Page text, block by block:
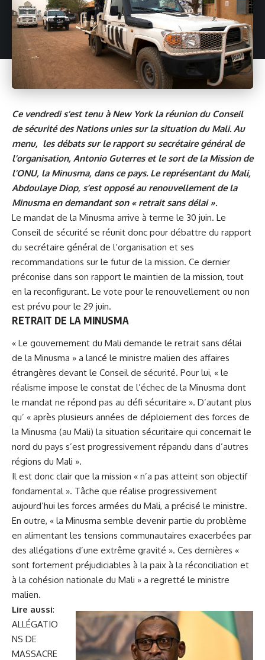
Ce vendredi s’est tenu à New York la réunion du Conseil
de sécurité des Nations unies sur la situation du Mali. Au
menu, les débats sur le rapport su secrétaire général de
l’organisation, Antonio Guterres et le sort de la Mission de
l’ONU, la Minusma, dans ce pays. Le représentant du Mali,
Abdoulaye Diop, s’est opposé au renouvellement de la
Minusma en demandant son « retrait sans délai ».
Le mandat de la Minusma arrive à terme le 30 juin. Le
Conseil de sécurité se réunit donc pour débattre du rapport
du secrétaire généralde l’organisation et ses
recommandations sur le futur de la mission. Ce dernier
préconise dans son rapport le maintien de la mission, tout
en la reconfigurant. Le vote pour le renouvellement ou non
est prévu pour le 29 juin.
RETRAIT DE LA MINUSMA
« Le gouvernement du Mali demande le retrait sans délai
de la Minusma » a lancé le ministre malien des affaires
étrangères devant le Conseil de sécurité. Pour lui, « le
réalisme impose le constat de l’échec de la Minusma dont
le mandat ne répond pas au défi sécuritaire ». D’autant plus
qu’ « après plusieurs années de déploiement des forces de
la Minusma (au Mali) la situation sécuritaire qui concernait le
nord du pays s’est progressivement répandu dans d’autres
régions du Mali ».
Il est donc clair que la mission « n’a pas atteint son objectif
fondamental ». Tâche que réalise progressivement
aujourd’hui les forces armées du Mali, a précisé le ministre.
En outre, « la Minusma semble devenir partie du problème
en alimentant les tensions communautaires exacerbées par
des allégations d’une extrême gravité ». Ces dernières «
sont fortement préjudiciables à la paix à la réconciliation et
à la cohésion nationale du Mali » a regretté le ministre
malien.
Lire aussi:
ALLÉGATIO
NS DE
MASSACRE